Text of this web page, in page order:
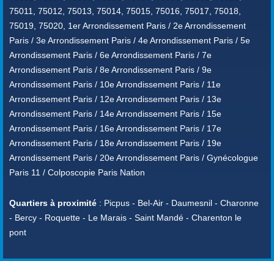
75011, 75012, 75013, 75014, 75015, 75016, 75017, 75018,
75019, 75020, 1er Arrondissement Paris / 2e Arrondissement
Paris / 3e Arrondissement Paris / 4e Arrondissement Paris / 5e
Arrondissement Paris / 6e Arrondissement Paris / 7e
Arrondissement Paris / 8e Arrondissement Paris / 9e
Arrondissement Paris / 10e Arrondissement Paris / 11e
Arrondissement Paris / 12e Arrondissement Paris / 13e
Arrondissement Paris / 14e Arrondissement Paris / 15e
Arrondissement Paris / 16e Arrondissement Paris / 17e
Arrondissement Paris / 18e Arrondissement Paris / 19e
Arrondissement Paris / 20e Arrondissement Paris / Gynécologue
Paris 11 / Colposcopie Paris Nation
Quartiers à proximité : Picpus - Bel-Air - Daumesnil - Charonne
- Bercy - Roquette - Le Marais - Saint Mandé - Charenton le
pont